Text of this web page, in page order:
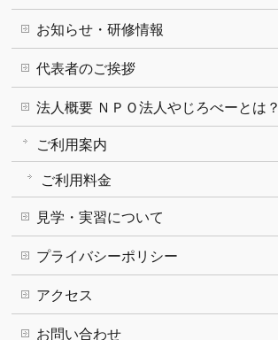
お知らせ・研修情報
代表者のご挨拶
法人概要 ＮＰＯ法人やじろべーとは？
ご利用案内
ご利用料金
見学・実習について
プライバシーポリシー
アクセス
お問い合わせ